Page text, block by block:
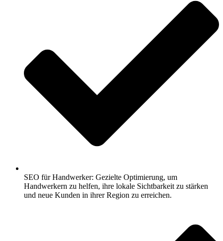
SEO für Handwerker: Gezielte Optimierung, um
Handwerkern zu helfen, ihre lokale Sichtbarkeit zu stärken
und neue Kunden in ihrer Region zu erreichen.